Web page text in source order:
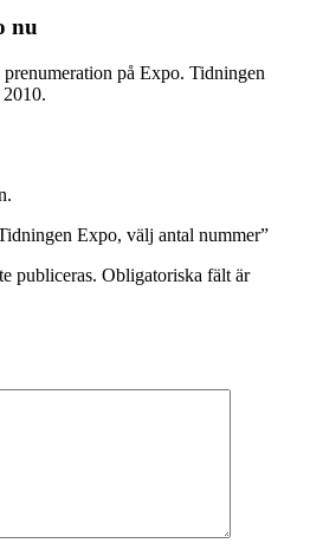
nu
på Expo. Tidningen
Expo, välj antal nummer”
publiceras. Obligatoriska fält är